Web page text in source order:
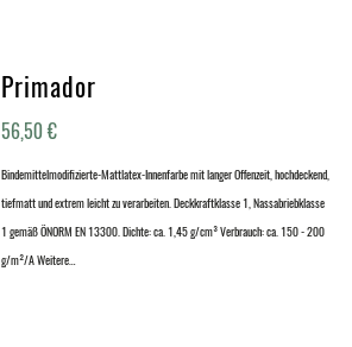
Primador
56,50€
Bindemittelmodifizierte-Mattlatex-Innenfarbe mit langer Offenzeit, hochdeckend,
tiefmatt und extrem leicht zu verarbeiten. Deckkraftklasse 1, Nassabriebklasse
1 gemäß ÖNORM EN 13300. Dichte: ca. 1,45 g/cm³ Verbrauch: ca. 150 - 200
g/m²/A Weitere…